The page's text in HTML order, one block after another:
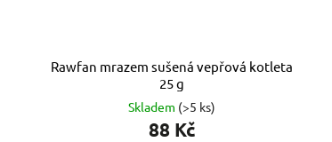
Rawfan mrazem sušená vepřová kotleta
25 g
Skladem (>5 ks)
88 Kč